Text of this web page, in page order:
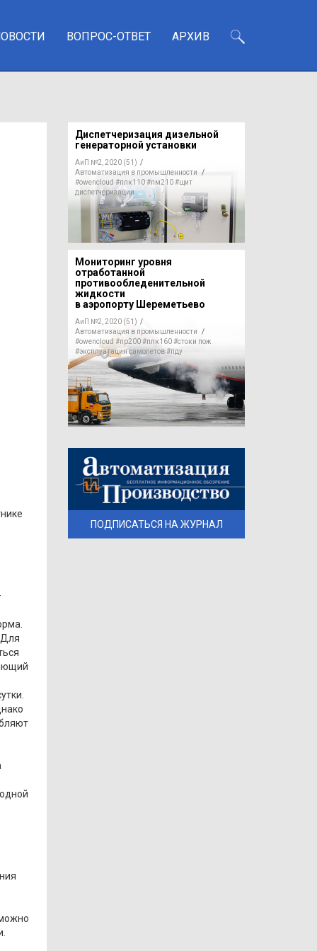
ВОПРОС-ОТВЕТ АРХИВ
Диспетчеризация дизельной
генераторной установки
АиП №2, 2020 (51) /
Автоматизация в промышленности /
#owencloud #плк110#пм210#щит
диспетчеризации
Мониторинг уровня
отработанной
противообледенительной
жидкости
в аэропорту Шереметьево
АиП №2, 2020 (51) /
Автоматизация в промышленности /
#owencloud #пр200#плк160#стоки пож
#эксплуатация самолетов#пду
ПОДПИСАТЬСЯ НА ЖУРНАЛ
Для